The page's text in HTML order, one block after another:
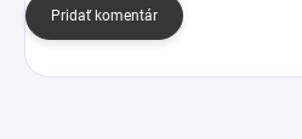
Pridať komentár